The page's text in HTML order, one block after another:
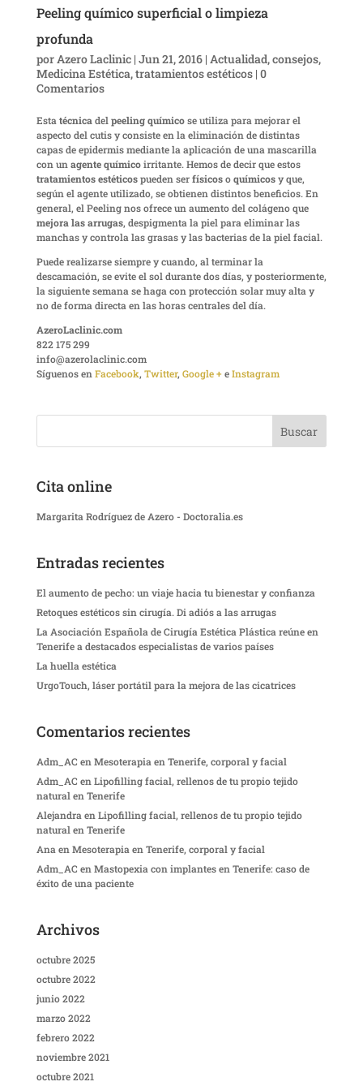
Peeling químico superficial o limpieza
profunda
porAzero Laclinic| Jun 21, 2016| Actualidad,consejos,
Medicina Estética,tratamientos estéticos| 0
Comentarios
Esta técnica del peeling químicose utiliza para mejorar el
aspecto del cutis y consiste en la eliminación de distintas
capas de epidermis mediante la aplicación de una mascarilla
con un agente químicoirritante. Hemos de decir que estos
tratamientos estéticospueden serfísicosoquímicosy que,
según el agente utilizado, se obtienen distintos beneficios. En
general, el Peeling nos ofrece un aumento del colágeno que
mejora las arrugas, despigmenta la piel para eliminar las
manchas y controla las grasas y las bacterias de la piel facial.
Puede realizarse siempre y cuando, al terminar la
descamación, se evite el sol durante dos días, y posteriormente,
la siguiente semana se haga con protección solar muy alta y
no de forma directa en las horas centrales del día.
AzeroLaclinic.com
822 175 299
info@azerolaclinic.com
Síguenos en Facebook, Twitter, Google +eInstagram
Cita online
Margarita Rodríguez de Azero - Doctoralia.es
Entradas recientes
El aumento de pecho: un viaje hacia tu bienestar y confianza
Retoques estéticos sin cirugía. Di adiós a las arrugas
La Asociación Española de Cirugía Estética Plástica reúne en
Tenerife a destacados especialistas de varios países
La huella estética
UrgoTouch, láser portátil para la mejora de las cicatrices
Comentarios recientes
Adm_AC en Mesoterapia en Tenerife, corporal y facial
Adm_AC en Lipofilling facial, rellenos de tu propio tejido
natural en Tenerife
Alejandra en Lipofilling facial, rellenos de tu propio tejido
natural en Tenerife
Ana en Mesoterapia en Tenerife, corporal y facial
Adm_AC en Mastopexia con implantes en Tenerife: caso de
éxito de una paciente
Archivos
octubre 2025
octubre 2022
junio 2022
marzo 2022
febrero 2022
noviembre 2021
octubre 2021